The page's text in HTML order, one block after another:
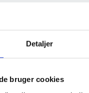
Detaljer
bruger cookiesPindsvin i
til børn